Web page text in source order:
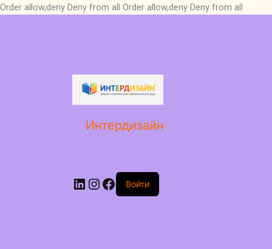
Order allow,deny Deny from all Order allow,deny Deny from all
Интердизайн
LinkedIn
Instagram
Facebook
Войти